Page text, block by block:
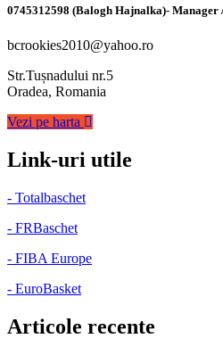
0745312598 (Balogh Hajnalka)- Manager
bcrookies2010@yahoo.ro
Str.Tușnadului nr.5
Oradea, Romania
Vezi pe harta
Link-uri utile
- Totalbaschet
- FRBaschet
- FIBA Europe
- EuroBasket
Articole recente